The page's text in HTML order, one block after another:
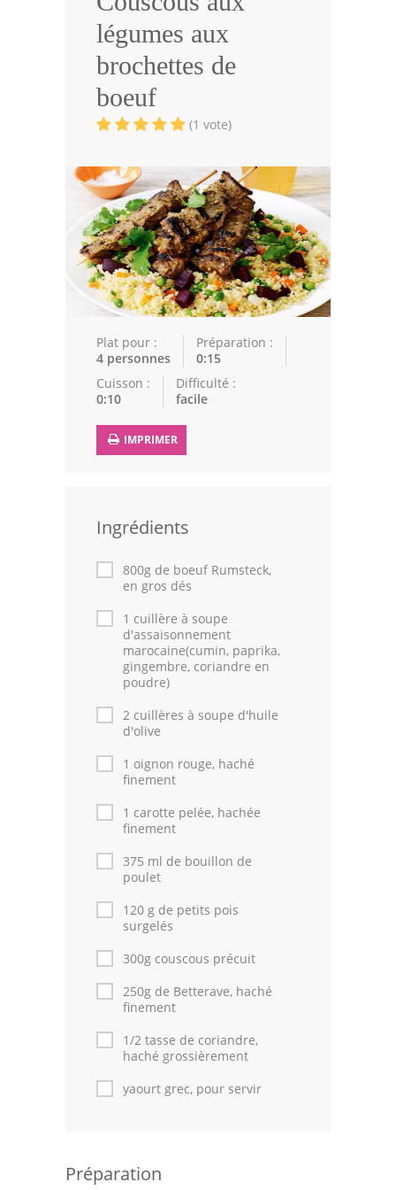
Volailles
Cuisines Orientales
Recettes marocaine
Cuisine Tunisienne
Cuisine Juive
Cuisine Libanaise
Articles
Actualités
Astuces de cuisine
Leçons de cuisine
Forum
Thèmes
Espace Personnel
légumes aux
brochettes de
boeuf
(1 vote)
Plat pour :
4 personnes
Préparation :
0:15
Cuisson :
0:10
Difficulté :
facile
IMPRIMER
Ingrédients
800g de boeuf Rumsteck,
en gros dés
1 cuillère à soupe
d'assaisonnement
marocaine(cumin, paprika,
gingembre, coriandre en
poudre)
2 cuillères à soupe d'huile
d'olive
1 oignon rouge, haché
finement
1 carotte pelée, hachée
finement
375 ml de bouillon de
poulet
120 g de petits pois
surgelés
300g couscous précuit
250g de Betterave, haché
finement
1/2 tasse de coriandre,
haché grossièrement
yaourt grec, pour servir
Préparation